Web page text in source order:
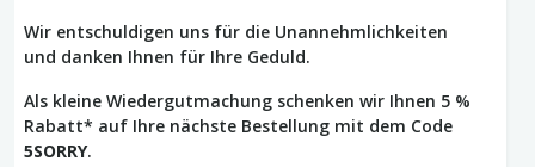
Wir entschuldigen uns für die Unannehmlichkeiten
und danken Ihnen für Ihre Geduld.
Als kleine Wiedergutmachung schenken wir Ihnen 5 %
Rabatt* auf Ihre nächste Bestellung mit dem Code
5SORRY.